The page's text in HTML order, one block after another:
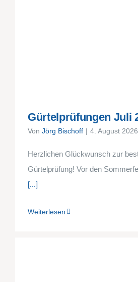
Gürtelprüfungen Juli
Von Jörg Bischoff | 4. August 2026
Herzlichen Glückwunsch zur
Gürtelprüfung! Vor den
[...]
Weiterlesen